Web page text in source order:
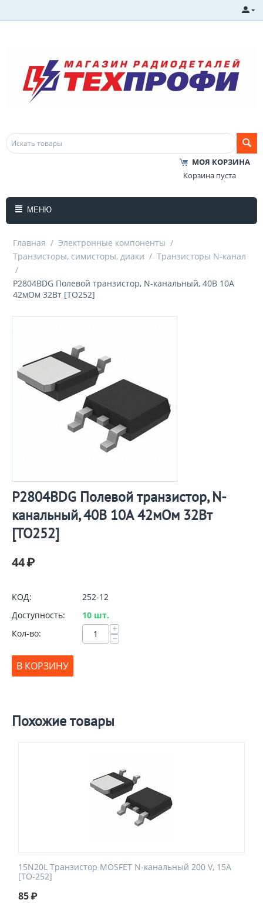
МОЯ КОРЗИНА
Корзина пуста
МЕНЮ
Главная / Электронные компоненты /
Транзисторы, симисторы, диаки / Транзисторы N-канал
/
P2804BDG Полевой транзистор, N-канальный, 40В 10А
42мОм 32Вт [TO252]
P2804BDG Полевой транзистор, N-
канальный, 40В 10А 42мОм 32Вт
[TO252]
44₽
КОД:
252-12
Доступность:
10 шт.
Кол-во:
+
−
В КОРЗИНУ
Похожие товары
15N20L Транзистор MOSFET N-канальный 200 V, 15A
[TO-252]
85₽